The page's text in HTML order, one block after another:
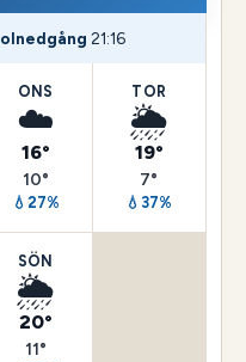
21:16
ONS
☁️
16°
10°
💧27%
TOR
🌦️
19°
7°
💧37%
SÖN
🌦️
20°
11°